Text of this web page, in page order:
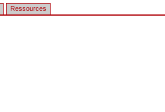
Ressources